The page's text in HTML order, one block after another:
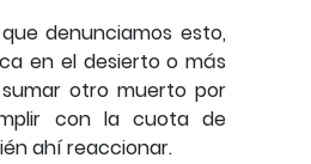
denunciamos esto,
en el desierto o más
otro muerto por
con la cuota de
ahí reaccionar.